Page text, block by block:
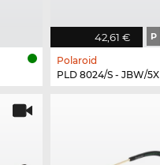
42,61 € P
Polaroid
PLD 8024/S - JBW/5X